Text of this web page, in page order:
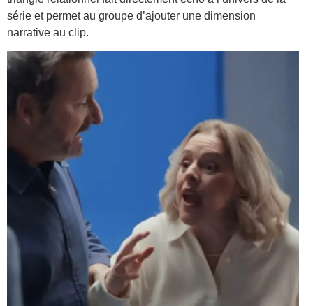
série et permet au groupe d’ajouter une dimension
narrative au clip.